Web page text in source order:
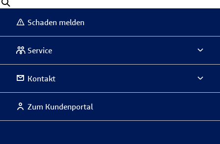
Schaden melden
Service
Kontakt
Zum Kundenportal